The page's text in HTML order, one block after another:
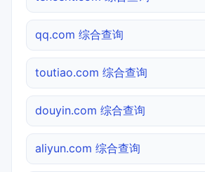
qq.com 综合查询
toutiao.com 综合查询
douyin.com 综合查询
aliyun.com 综合查询